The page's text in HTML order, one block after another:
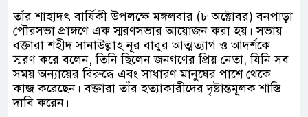
তাঁর শাহাদৎ বার্ষিকী উপলক্ষে মঙ্গলবার (৮ অক্টোবর) বনপাড়া
পৌরসভা প্রাঙ্গণে এক স্মরণসভার আয়োজন করা হয়। সভায়
বক্তারা শহীদ সানাউল্লাহ নূর বাবুর আত্মত্যাগ ও আদর্শকে
স্মরণ করে বলেন, তিনি ছিলেন জনগণের প্রিয় নেতা, যিনি সব
সময় অন্যায়ের বিরুদ্ধে এবং সাধারণ মানুষের পাশে থেকে
কাজ করেছেন। বক্তারা তাঁর হত্যাকারীদের দৃষ্টান্তমূলক শাস্তি
দাবি করেন।